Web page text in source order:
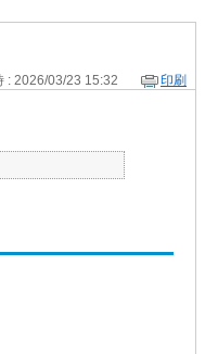
: 2026/03/23 15:32 印刷